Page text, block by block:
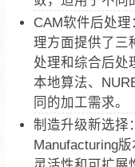
CAM软件后处
理方面提供了三
处理和综合后处
本地算法、
同的加工需求‌。‌
制造升级新选择‌
Manufacturing